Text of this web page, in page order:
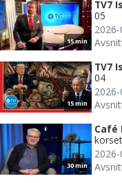
15 min
TV7
05
15 min
TV7
04
30 min
Café
korset